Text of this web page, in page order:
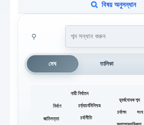
বিষয় অনুসন্ধান
⚲
মেঘ তালিকা
চর্যাগীতি
চর্যাপদ
চর্য্যাচর্যবিনিশ্চয়
জাতিসত্তা
দ্ব্যর্থবোধক শব্দ
নারী নির্যাতন
নির্বাণ
সংঘ